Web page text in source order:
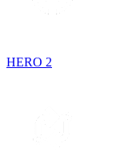
HERO 2